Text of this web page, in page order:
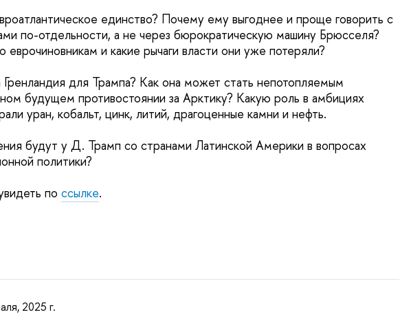
единство? Почему ему выгоднее и проще говорить с
по-отдельности, а не через бюрократическую машину Брюсселя?
еврочиновникам и какие рычаги власти они уже потеряли?
для Трампа? Как она может стать непотопляемым
будущем противостоянии за Арктику? Какую роль в амбициях
уран, кобальт, цинк, литий, драгоценные камни и нефть.
будут у Д. Трамп со странами Латинской Америки в вопросах
политики?
по ссылке.
2025 г.